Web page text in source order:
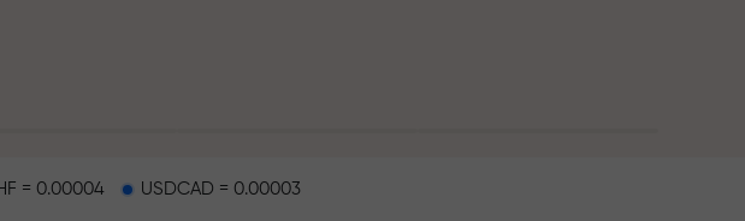
= 0.00004 USDCAD = 0.00003